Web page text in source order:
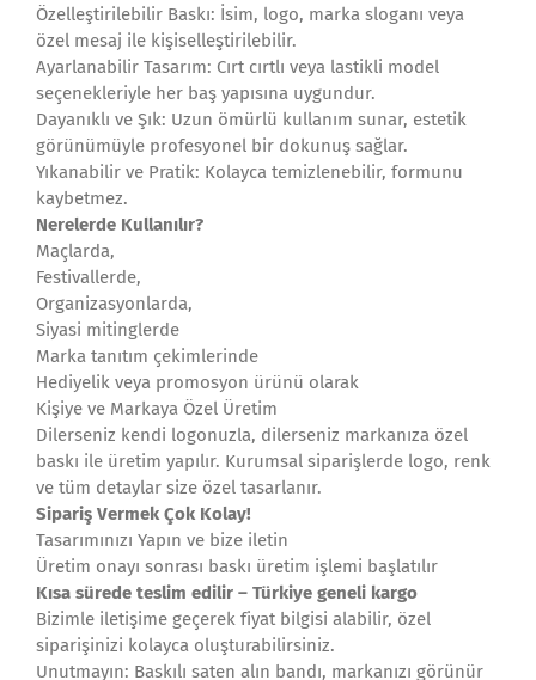
Özelleştirilebilir Baskı: İsim, logo, marka sloganı veya
özel mesaj ile kişiselleştirilebilir.
Ayarlanabilir Tasarım: Cırt cırtlı veya lastikli model
seçenekleriyle her baş yapısına uygundur.
Dayanıklı ve Şık: Uzun ömürlü kullanım sunar, estetik
görünümüyle profesyonel bir dokunuş sağlar.
Yıkanabilir ve Pratik: Kolayca temizlenebilir, formunu
kaybetmez.
Nerelerde Kullanılır?
Maçlarda,
Festivallerde,
Organizasyonlarda,
Siyasi mitinglerde
Marka tanıtım çekimlerinde
Hediyelik veya promosyon ürünü olarak
Kişiye ve Markaya Özel Üretim
Dilerseniz kendi logonuzla, dilerseniz markanıza özel
baskı ile üretim yapılır. Kurumsal siparişlerde logo, renk
ve tüm detaylar size özel tasarlanır.
Sipariş Vermek Çok Kolay!
Tasarımınızı Yapın ve bize iletin
Üretim onayı sonrası baskı üretim işlemi başlatılır
Kısa sürede teslim edilir – Türkiye geneli kargo
Bizimle iletişime geçerek fiyat bilgisi alabilir, özel
siparişinizi kolayca oluşturabilirsiniz.
Unutmayın: Baskılı saten alın bandı, markanızı görünür